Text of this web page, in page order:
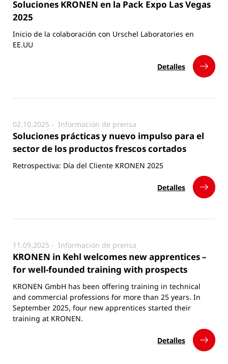
Soluciones KRONEN en la Pack Expo Las Vegas
2025
Inicio de la colaboración con Urschel Laboratories en
EE.UU
Detalles
02.10.2025 - Información de prensa
Soluciones prácticas y nuevo impulso para el
sector de los productos frescos cortados
Retrospectiva: Día del Cliente KRONEN 2025
Detalles
11.09.2025 - Información de prensa
KRONEN in Kehl welcomes new apprentices –
for well-founded training with prospects
KRONEN GmbH has been offering training in technical
and commercial professions for more than 25 years. In
September 2025, four new apprentices started their
training at KRONEN.
Detalles